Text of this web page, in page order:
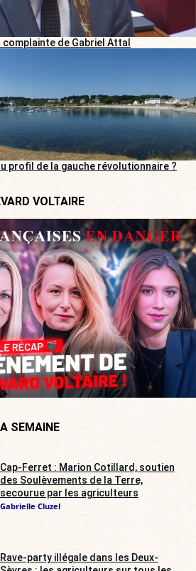
de Gabriel Attal
profil de la gauche révolutionnaire ?
VOLTAIRE
SEMAINE
Cap-Ferret : Marion Cotillard, soutien
des Soulèvements de la Terre,
secourue par les agriculteurs
Gabrielle Cluzel
Rave-party illégale dans les Deux-